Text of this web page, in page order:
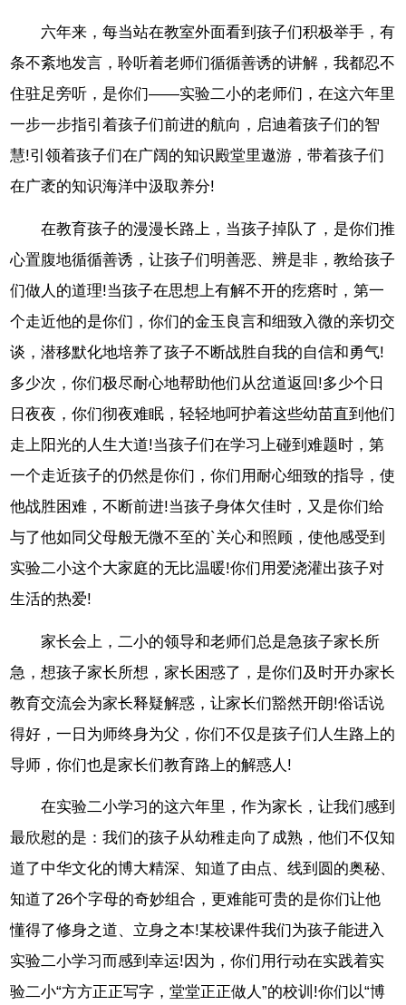
六年来，每当站在教室外面看到孩子们积极举手，有
条不紊地发言，聆听着老师们循循善诱的讲解，我都忍不
住驻足旁听，是你们——实验二小的老师们，在这六年里
一步一步指引着孩子们前进的航向，启迪着孩子们的智
慧!引领着孩子们在广阔的知识殿堂里遨游，带着孩子们
在广袤的知识海洋中汲取养分!
在教育孩子的漫漫长路上，当孩子掉队了，是你们推
心置腹地循循善诱，让孩子们明善恶、辨是非，教给孩子
们做人的道理!当孩子在思想上有解不开的疙瘩时，第一
个走近他的是你们，你们的金玉良言和细致入微的亲切交
谈，潜移默化地培养了孩子不断战胜自我的自信和勇气!
多少次，你们极尽耐心地帮助他们从岔道返回!多少个日
日夜夜，你们彻夜难眠，轻轻地呵护着这些幼苗直到他们
走上阳光的人生大道!当孩子们在学习上碰到难题时，第
一个走近孩子的仍然是你们，你们用耐心细致的指导，使
他战胜困难，不断前进!当孩子身体欠佳时，又是你们给
与了他如同父母般无微不至的`关心和照顾，使他感受到
实验二小这个大家庭的无比温暖!你们用爱浇灌出孩子对
生活的热爱!
家长会上，二小的领导和老师们总是急孩子家长所
急，想孩子家长所想，家长困惑了，是你们及时开办家长
教育交流会为家长释疑解惑，让家长们豁然开朗!俗话说
得好，一日为师终身为父，你们不仅是孩子们人生路上的
导师，你们也是家长们教育路上的解惑人!
在实验二小学习的这六年里，作为家长，让我们感到
最欣慰的是：我们的孩子从幼稚走向了成熟，他们不仅知
道了中华文化的博大精深、知道了由点、线到圆的奥秘、
知道了26个字母的奇妙组合，更难能可贵的是你们让他
懂得了修身之道、立身之本!某校课件我们为孩子能进入
实验二小学习而感到幸运!因为，你们用行动在实践着实
验二小“方方正正写字，堂堂正正做人”的校训!你们以“博